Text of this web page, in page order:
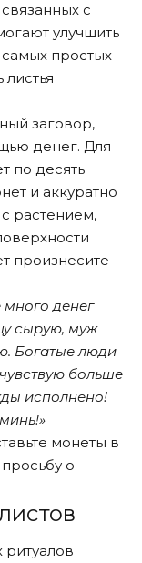
с
улучшить
простых
заговор,
денег. Для
по десять
и аккуратно
растением,
произнесите
много денег
сырую, муж
Богатые люди
больше
исполнено!
монеты в
о